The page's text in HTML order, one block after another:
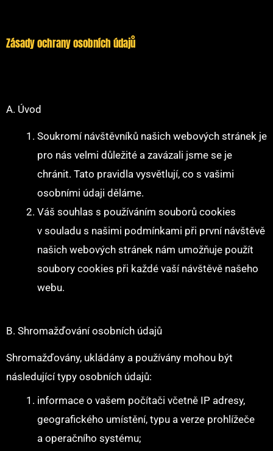
Zásady ochrany osobních údajů
A. Úvod
Soukromí návštěvníků našich webových stránek je
pro nás velmi důležité a zavázali jsme se je
chránit. Tato pravidla vysvětlují, co s vašimi
osobními údaji děláme.
Váš souhlas s používáním souborů cookies
v souladu s našimi podmínkami při první návštěvě
našich webových stránek nám umožňuje použít
soubory cookies při každé vaší návštěvě našeho
webu.
B. Shromažďování osobních údajů
Shromažďovány, ukládány a používány mohou být
následující typy osobních údajů:
informace o vašem počítači včetně IP adresy,
geografického umístění, typu a verze prohlížeče
a operačního systému;